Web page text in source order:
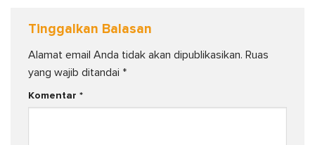
Tinggalkan Balasan
Alamat email Anda tidak akan dipublikasikan. Ruas
yang wajib ditandai *
Komentar *